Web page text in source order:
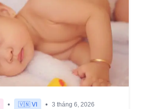
• 🇻🇳 VI • 3 tháng 6, 2026